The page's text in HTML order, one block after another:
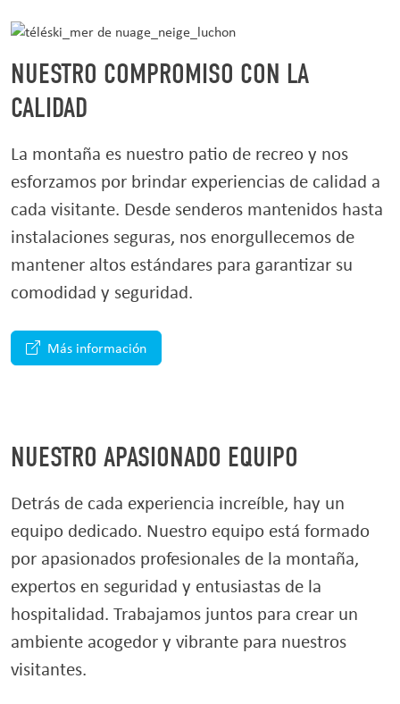
NUESTRO COMPROMISO CON LA
CALIDAD
La montaña es nuestro patio de recreo y nos
esforzamos por brindar experiencias de calidad a
cada visitante. Desde senderos mantenidos hasta
instalaciones seguras, nos enorgullecemos de
mantener altos estándares para garantizar su
comodidad y seguridad.
Más información
NUESTRO APASIONADO EQUIPO
Detrás de cada experiencia increíble, hay un
equipo dedicado. Nuestro equipo está formado
por apasionados profesionales de la montaña,
expertos en seguridad y entusiastas de la
hospitalidad. Trabajamos juntos para crear un
ambiente acogedor y vibrante para nuestros
visitantes.